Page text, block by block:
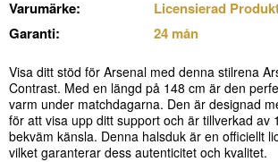
Varumärke:
Licensierad
Garanti:
24 mån
Visa ditt stöd för Arsenal med denna stilrena
Contrast. Med en längd på 148 cm är den
varm under matchdagarna. Den är designad
för att visa upp ditt support och är tillverkad av
bekväm känsla. Denna halsduk är en officiellt
vilket garanterar dess autenticitet och kvalitet.